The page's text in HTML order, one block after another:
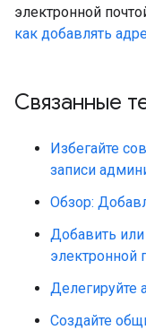
электронной
как добавлять
Связанные
Избегайте
записи
Обзор:
Добавить
электронной
Делегируйте
Создайте